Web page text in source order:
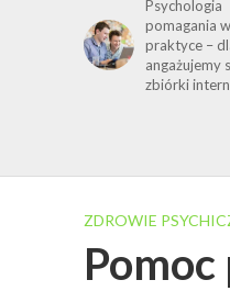
Psychologia
pomagania w
praktyce –
angażujemy
zbiórki
ZDROWIE